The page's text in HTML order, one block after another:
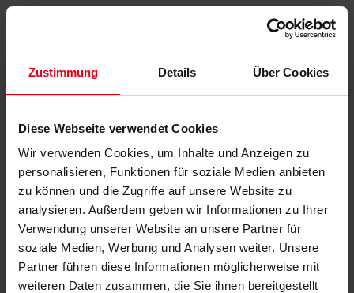
Zustimmung Details Über Cookies
Diese Webseite verwendet Cookies
Wir verwenden Cookies, um Inhalte und Anzeigen zu
personalisieren, Funktionen für soziale Medien anbieten
zu können und die Zugriffe auf unsere Website zu
analysieren. Außerdem geben wir Informationen zu Ihrer
Verwendung unserer Website an unsere Partner für
soziale Medien, Werbung und Analysen weiter. Unsere
Partner führen diese Informationen möglicherweise mit
weiteren Daten zusammen, die Sie ihnen bereitgestellt